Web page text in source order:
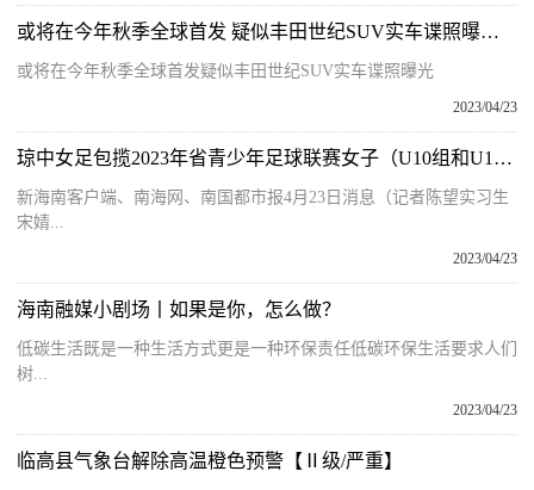
或将在今年秋季全球首发 疑似丰田世纪SUV实车谍照曝光 环球新消息
或将在今年秋季全球首发疑似丰田世纪SUV实车谍照曝光
2023/04/23
琼中女足包揽2023年省青少年足球联赛女子（U10组和U12组）冠军-今日讯
新海南客户端、南海网、南国都市报4月23日消息（记者陈望实习生
宋婧...
2023/04/23
海南融媒小剧场丨如果是你，怎么做？
低碳生活既是一种生活方式更是一种环保责任低碳环保生活要求人们
树...
2023/04/23
临高县气象台解除高温橙色预警【Ⅱ级/严重】